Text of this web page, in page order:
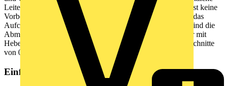
Leiterarten mithilfe einer Käfigzugfeder anzuschließen. Es ist keine
Vorbehandlung der Leiter notwendig, beispielsweise durch das
Aufcrimpen von Aderendhülsen. In Breite x Höhe x Tiefe sind die
Abmessungen (8,1 x 8,9 x 35,5) mm. Durchgangsverbinder mit
Hebeln ist in Abhängigkeit von der Leiterart für Leiterquerschnitte
von 0,2 mm² bis 4 mm² geeignet.
Einfache Betätigung dank Hebel!